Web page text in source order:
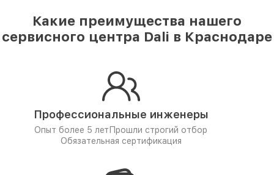
Какие преимущества нашего
сервисного центра Dali в Краснодаре
Профессиональные инженеры
Опыт более 5 лет Прошли строгий отбор
Обязательная сертификация